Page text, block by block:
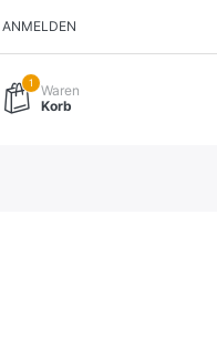
ANMELDEN
1
Waren
Korb